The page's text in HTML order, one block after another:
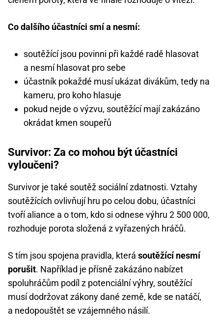
Co dalšího účastníci smí a nesmí:
soutěžící jsou povinni při každé radě hlasovat
a nesmí hlasovat pro sebe
účastník pokaždé musí ukázat divákům, tedy na
kameru, pro koho hlasuje
pokud nejde o výzvu, soutěžící mají zakázáno
okrádat kmen soupeřů
Survivor: Za co mohou být účastníci
vyloučeni?
Survivor je také soutěž sociální zdatnosti. Vztahy
soutěžících ovlivňují hru po celou dobu, účastníci
tvoří aliance a o tom, kdo si odnese výhru 2 500 000,
rozhoduje porota složená z vyřazených hráčů.
S tím jsou spojena pravidla, která soutěžící nesmí
porušit. Například je přísně zakázáno nabízet
spoluhráčům podíl z potenciální výhry, soutěžící
musí dodržovat zákony dané země, kde se natáčí,
a nedopouštět se vzájemného násilí.